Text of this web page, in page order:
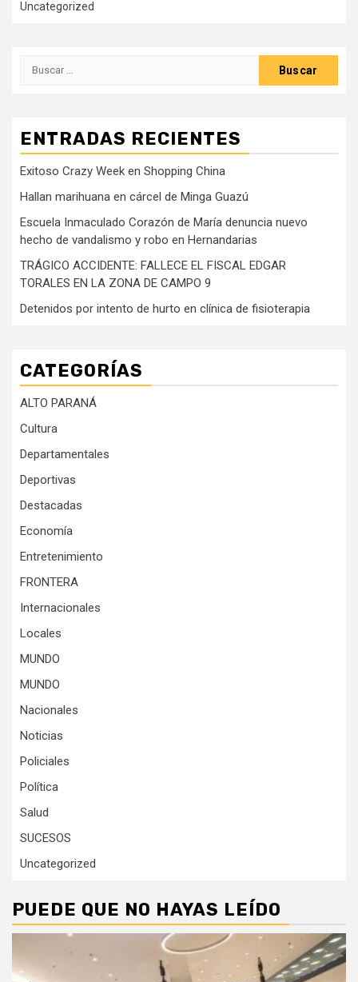
Uncategorized
Buscar:
ENTRADAS RECIENTES
Exitoso Crazy Week en Shopping China
Hallan marihuana en cárcel de Minga Guazú
Escuela Inmaculado Corazón de María denuncia nuevo
hecho de vandalismo y robo en Hernandarias
TRÁGICO ACCIDENTE: FALLECE EL FISCAL EDGAR
TORALES EN LA ZONA DE CAMPO 9
Detenidos por intento de hurto en clínica de fisioterapia
CATEGORÍAS
ALTO PARANÁ
Cultura
Departamentales
Deportivas
Destacadas
Economía
Entretenimiento
FRONTERA
Internacionales
Locales
MUNDO
MUNDO
Nacionales
Noticias
Policiales
Política
Salud
SUCESOS
Uncategorized
PUEDE QUE NO HAYAS LEÍDO